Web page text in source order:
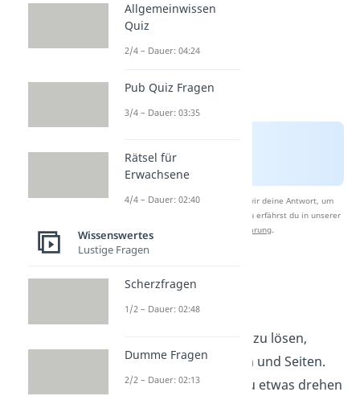
Nach Beantwortung speichern wir deine Antwort, um
Studyflix zu verbessern. Mehr dazu erfährst du in unserer
Datenschutzerklärung.
Rotationen und
Algorithmus
Um den Zauberwürfel zu lösen,
rotierstdu die Ebenen und Seiten.
Damit du weißt, wie du etwas drehen
Allgemeinwissen
Quiz
2/4 – Dauer: 04:24
Pub Quiz Fragen
3/4 – Dauer: 03:35
Rätsel für
Erwachsene
4/4 – Dauer: 02:40
Wissenswertes
Lustige Fragen
Scherzfragen
1/2 – Dauer: 02:48
Dumme Fragen
2/2 – Dauer: 02:13